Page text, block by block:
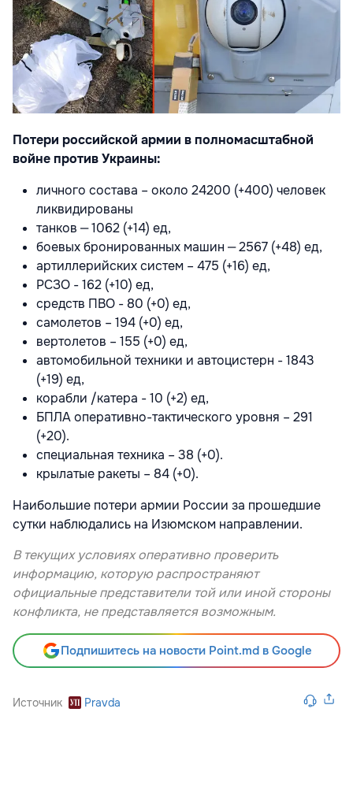
Потери российской армии в полномасштабной
войне против Украины:
личного состава – около 24200 (+400) человек
ликвидированы
танков ‒ 1062 (+14) ед,
боевых бронированных машин ‒ 2567 (+48) ед,
артиллерийских систем – 475 (+16) ед,
РСЗО - 162 (+10) ед,
средств ПВО - 80 (+0) ед,
самолетов – 194 (+0) ед,
вертолетов – 155 (+0) ед,
автомобильной техники и автоцистерн - 1843
(+19) ед,
корабли /катера - 10 (+2) ед,
БПЛА оперативно-тактического уровня – 291
(+20).
специальная техника – 38 (+0).
крылатые ракеты – 84 (+0).
Наибольшие потери армии России за прошедшие
сутки наблюдались на Изюмском направлении.
В текущих условиях оперативно проверить
информацию, которую распространяют
официальные представители той или иной стороны
конфликта, не представляется возможным.
Подпишитесь на новости Point.md в Google
Источник Pravda